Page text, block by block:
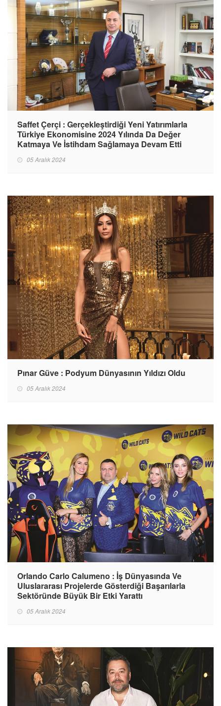
Saffet Çerçi : Gerçekleştirdiği Yeni Yatırımlarla
Türkiye Ekonomisine 2024 Yılında Da Değer
Katmaya Ve İstihdam Sağlamaya Devam Etti
05 Aralık 2024
Pınar Güve : Podyum Dünyasının Yıldızı Oldu
05 Aralık 2024
Orlando Carlo Calumeno : İş Dünyasında Ve
Uluslararası Projelerde Gösterdiği Başarılarla
Sektöründe Büyük Bir Etki Yarattı
05 Aralık 2024